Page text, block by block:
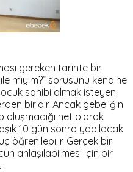
gereken tarihte bir
miyim?” sorusunu kendine
sahibi olmak isteyen
biridir. Ancak gebeliğin
oluşmadığı net olarak
10 gün sonra yapılacak
öğrenilebilir. Gerçek bir
anlaşılabilmesi için bir